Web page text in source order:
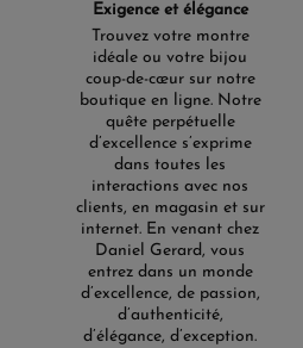
Exigence et élégance
Trouvez votre montre
idéale ou votre bijou
coup-de-cœur sur notre
boutique en ligne. Notre
quête perpétuelle
d’excellence s’exprime
dans toutes les
interactions avec nos
clients, en magasin et sur
internet. En venant chez
Daniel Gerard, vous
entrez dans un monde
d’excellence, de passion,
d’authenticité,
d’élégance, d’exception.